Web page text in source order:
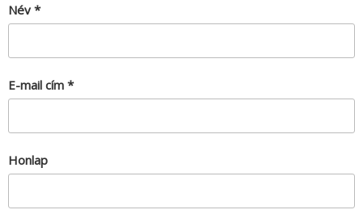
Név *
E-mail cím *
Honlap